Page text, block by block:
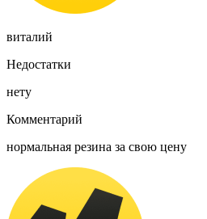
виталий
Недостатки
нету
Комментарий
нормальная резина за свою цену